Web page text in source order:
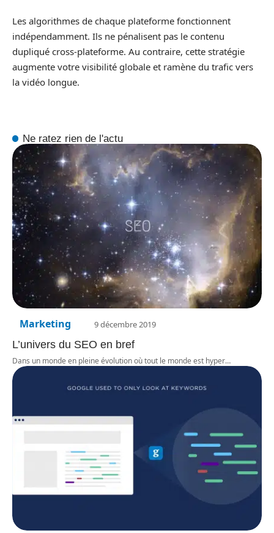
Les algorithmes de chaque plateforme fonctionnent
indépendamment. Ils ne pénalisent pas le contenu
dupliqué cross-plateforme. Au contraire, cette stratégie
augmente votre visibilité globale et ramène du trafic vers
la vidéo longue.
Ne ratez rien de l'actu
Marketing 9 décembre 2019
L’univers du SEO en bref
Dans un monde en pleine évolution où tout le monde est hyper…